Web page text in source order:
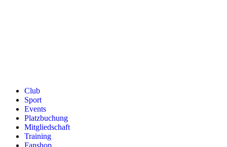
Club
Sport
Events
Platzbuchung
Mitgliedschaft
Training
Fanshop